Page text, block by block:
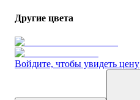
Другие цвета
Войдите, чтобы увидеть цену